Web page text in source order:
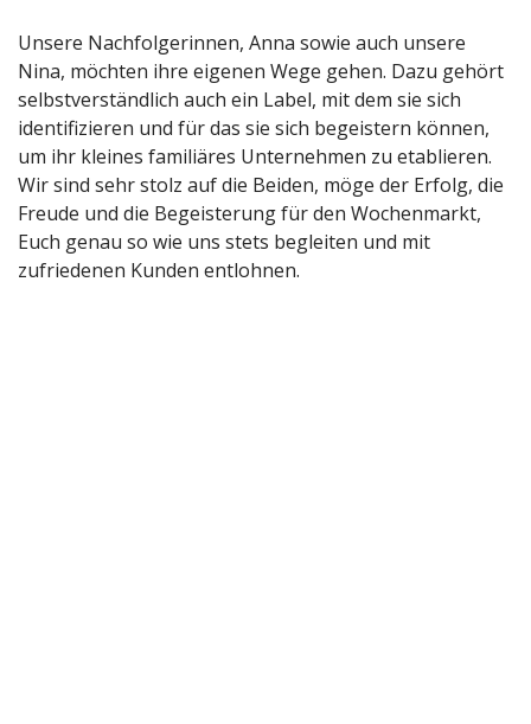
Unsere Nachfolgerinnen, Anna sowie auch unsere
Nina, möchten ihre eigenen Wege gehen. Dazu gehört
selbstverständlich auch ein Label, mit dem sie sich
identifizieren und für das sie sich begeistern können,
um ihr kleines familiäres Unternehmen zu etablieren.
Wir sind sehr stolz auf die Beiden, möge der Erfolg, die
Freude und die Begeisterung für den Wochenmarkt,
Euch genau so wie uns stets begleiten und mit
zufriedenen Kunden entlohnen.